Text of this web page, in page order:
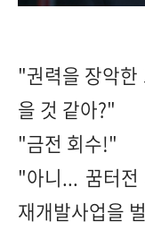
"권력을 장악한
을 것 같아?"
"금전 회수!"
"아니... 꿈터
재개발사업을